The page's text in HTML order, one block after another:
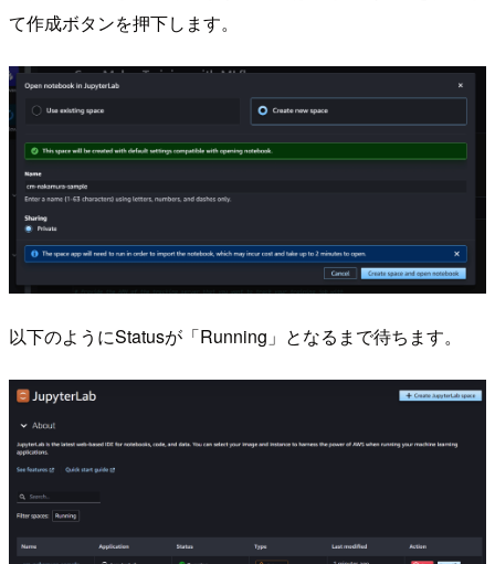
て作成ボタンを押下します。
以下のようにStatusが「Running」となるまで待ちます。